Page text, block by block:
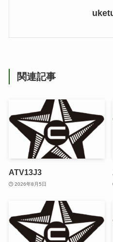
関連記事
ATV13J3
2026年8月5日